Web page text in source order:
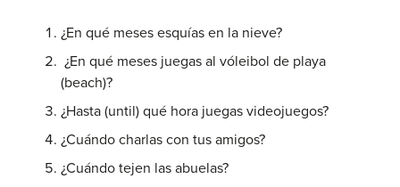
¿En qué meses esquías en la nieve?
¿En qué meses juegas al vóleibol de playa
(beach)?
¿Hasta (until) qué hora juegas videojuegos?
¿Cuándo charlas con tus amigos?
¿Cuándo tejen las abuelas?